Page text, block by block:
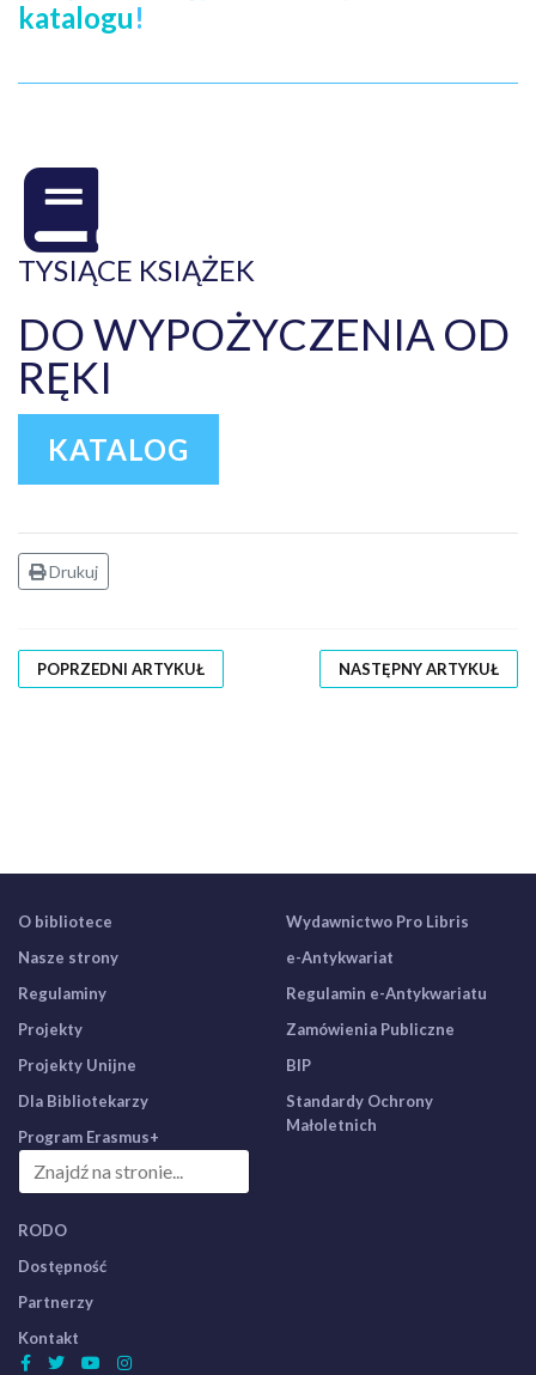
katalogu!
TYSIĄCE KSIĄŻEK
DO WYPOŻYCZENIA OD
RĘKI
KATALOG
Drukuj
POPRZEDNI ARTYKUŁ NASTĘPNY ARTYKUŁ
O bibliotece
Nasze strony
Regulaminy
Projekty
Projekty Unijne
Dla Bibliotekarzy
Program Erasmus+
Wydawnictwo Pro Libris
e-Antykwariat
Regulamin e-Antykwariatu
Zamówienia Publiczne
BIP
Standardy Ochrony
Małoletnich
RODO
Dostępność
Partnerzy
Kontakt